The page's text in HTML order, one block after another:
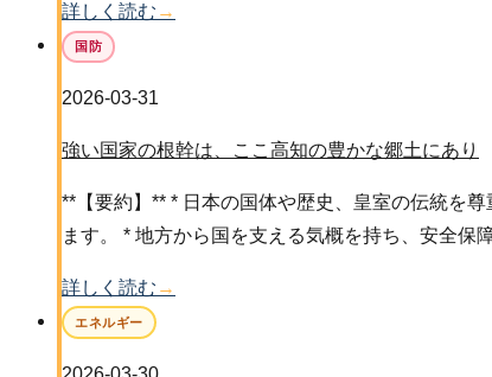
詳しく読む →
国防
2026-03-31
強い国家の根幹は、ここ高知の豊かな郷土にあり
**【要約】** * 日本の国体や歴史、皇室の伝統を
ます。 * 地方から国を支える気概を持ち、安全保
詳しく読む →
エネルギー